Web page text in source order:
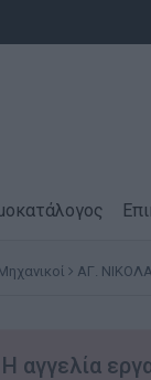
ΑΓ.
Η αγγελία